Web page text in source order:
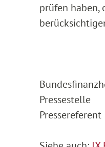
prüfen haben,
Pressestelle